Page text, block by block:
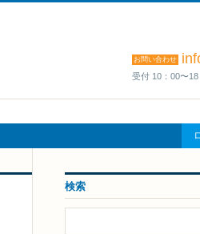
お問い合わせ
受付 10：00〜18
検索